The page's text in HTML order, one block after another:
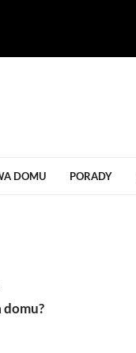
DOMU PORADY
domu?